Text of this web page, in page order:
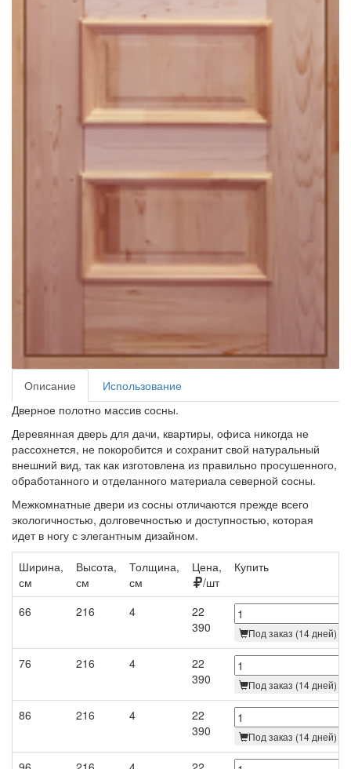
Описание
Использование
Дверное полотно массив сосны.
Деревянная дверь для дачи, квартиры, офиса никогда не
рассохнется, не покоробится и сохранит свой натуральный
внешний вид, так как изготовлена из правильно просушенного,
обработанного и отделанного материала северной сосны.
Межкомнатные двери из сосны отличаются прежде всего
экологичностью, долговечностью и доступностью, которая
идет в ногу с элегантным дизайном.
Ширина,
см
Высота,
см
Толщина,
см
Цена,
/шт
Купить
66 216 4
22
390
Под заказ (14 дней)
76 216 4
22
390
Под заказ (14 дней)
86 216 4
22
390
Под заказ (14 дней)